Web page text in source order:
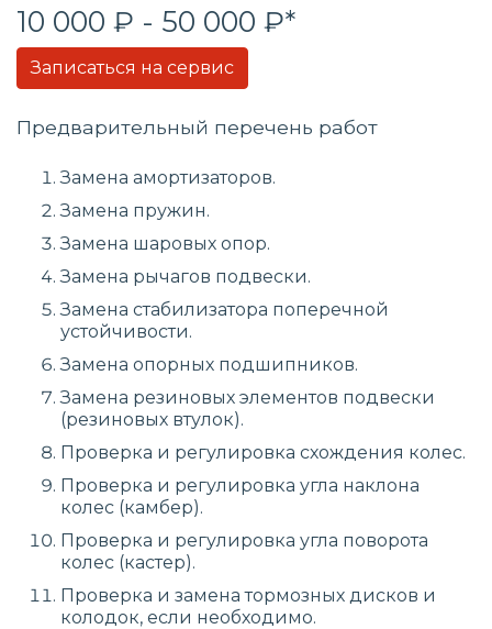
10 000 ₽ - 50 000 ₽*
Записаться на сервис
Предварительный перечень работ
Замена амортизаторов.
Замена пружин.
Замена шаровых опор.
Замена рычагов подвески.
Замена стабилизатора поперечной
устойчивости.
Замена опорных подшипников.
Замена резиновых элементов подвески
(резиновых втулок).
Проверка и регулировка схождения колес.
Проверка и регулировка угла наклона
колес (камбер).
Проверка и регулировка угла поворота
колес (кастер).
Проверка и замена тормозных дисков и
колодок, если необходимо.